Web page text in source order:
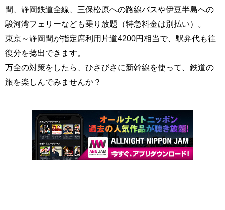
間、静岡鉄道全線、三保松原への路線バスや伊豆半島への
駿河湾フェリーなども乗り放題（特急料金は別払い）。
東京～静岡間が指定席利用片道4200円相当で、駅弁代も往
復分を捻出できます。
万全の対策をしたら、ひさびさに新幹線を使って、鉄道の
旅を楽しんでみませんか？